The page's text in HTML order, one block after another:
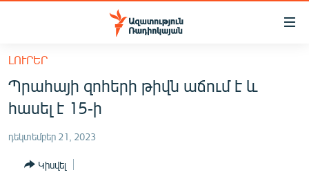
Մատչելիության
հիմնական
բովանդակությանը
Անցնել
հիմնական
մենյուին
ՀԱՅԱՍՏԱՆ
ՔԱՂԱՔԱԿԱՆ
ԸՆՏՐՈՒԹՅՈՒՆՆԵՐ 2026
ԻՐԱՎՈՒՆՔ
ԼՈՒՐԵՐ
Պրահայի զոհերի թիվն աճում է և
հասել է 15-ի
դեկտեմբեր 21, 2023
Կիսվել